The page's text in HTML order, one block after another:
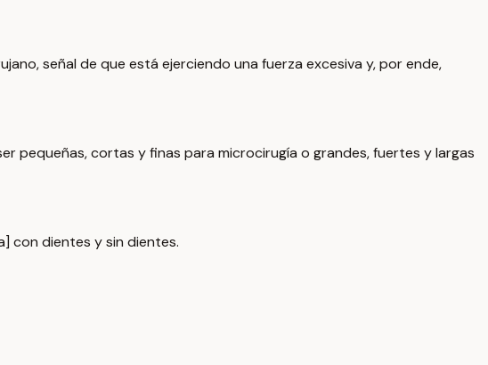
señal de que está ejerciendo una fuerza excesiva y, por ende,
pequeñas, cortas y finas para microcirugía o grandes, fuertes y largas
con dientes y sin dientes.